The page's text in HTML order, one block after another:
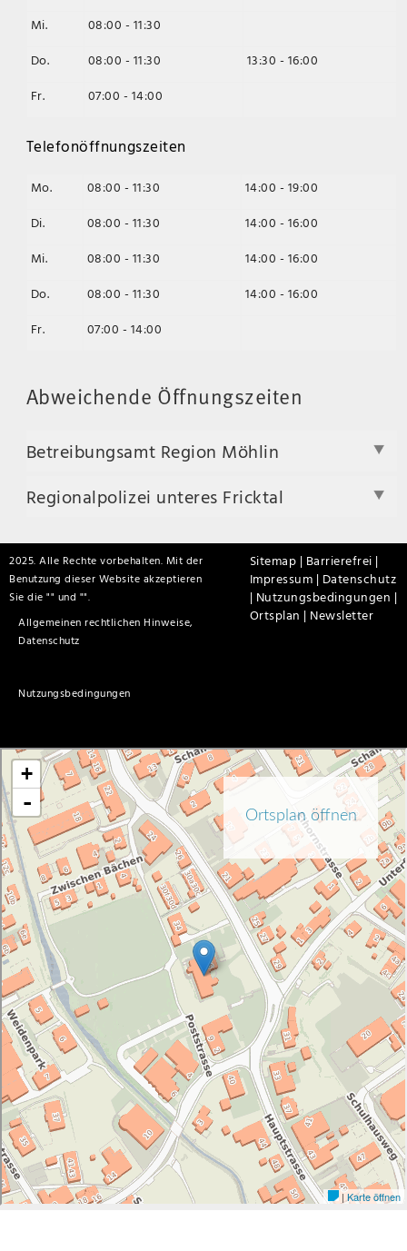
Mi.
08:00 - 11:30
Do.
08:00 - 11:30
13:30 - 16:00
Fr.
07:00 - 14:00
Telefonöffnungszeiten
Mo. 08:00 - 11:30
14:00 - 19:00
Di.
08:00 - 11:30
14:00 - 16:00
Mi.
08:00 - 11:30
14:00 - 16:00
Do.
08:00 - 11:30
14:00 - 16:00
Fr.
07:00 - 14:00
Abweichende Öffnungszeiten
Betreibungsamt Region Möhlin
Regionalpolizei unteres Fricktal
2025. Alle Rechte vorbehalten. Mit der
Benutzung dieser Website akzeptieren
Sie die "
Allgemeinen rechtlichen Hinweise,
Datenschutz
" und "
Nutzungsbedingungen
".
Sitemap | Barrierefrei |
Impressum | Datenschutz
| Nutzungsbedingungen |
Ortsplan | Newsletter